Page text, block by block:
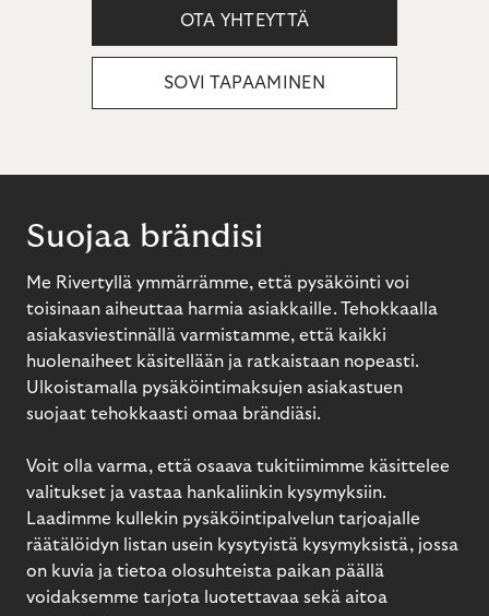
OTA YHTEYTTÄ
SOVI TAPAAMINEN
Suojaa brändisi
Me Rivertyllä ymmärrämme, että pysäköinti voi
toisinaan aiheuttaa harmia asiakkaille. Tehokkaalla
asiakasviestinnällä varmistamme, että kaikki
huolenaiheet käsitellään ja ratkaistaan nopeasti.
Ulkoistamalla pysäköintimaksujen asiakastuen
suojaat tehokkaasti omaa brändiäsi.
Voit olla varma, että osaava tukitiimimme käsittelee
valitukset ja vastaa hankaliinkin kysymyksiin.
Laadimme kullekin pysäköintipalvelun tarjoajalle
räätälöidyn listan usein kysytyistä kysymyksistä, jossa
on kuvia ja tietoa olosuhteista paikan päällä
voidaksemme tarjota luotettavaa sekä aitoa